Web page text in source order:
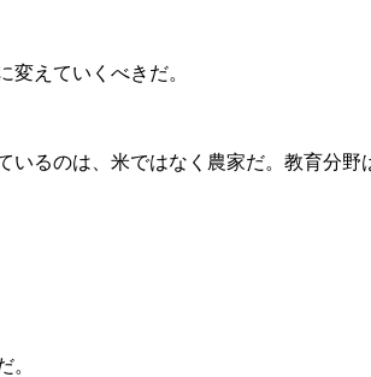
えていくべきだ。
るのは、米ではなく農家だ。教育分野
。